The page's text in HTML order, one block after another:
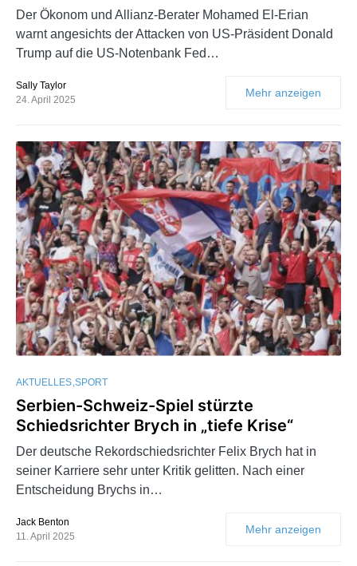
Der Ökonom und Allianz-Berater Mohamed El-Erian
warnt angesichts der Attacken von US-Präsident Donald
Trump auf die US-Notenbank Fed…
Sally Taylor
24. April 2025
Mehr anzeigen
AKTUELLES SPORT
Serbien-Schweiz-Spiel stürzte
Schiedsrichter Brych in „tiefe Krise“
Der deutsche Rekordschiedsrichter Felix Brych hat in
seiner Karriere sehr unter Kritik gelitten. Nach einer
Entscheidung Brychs in…
Jack Benton
11. April 2025
Mehr anzeigen